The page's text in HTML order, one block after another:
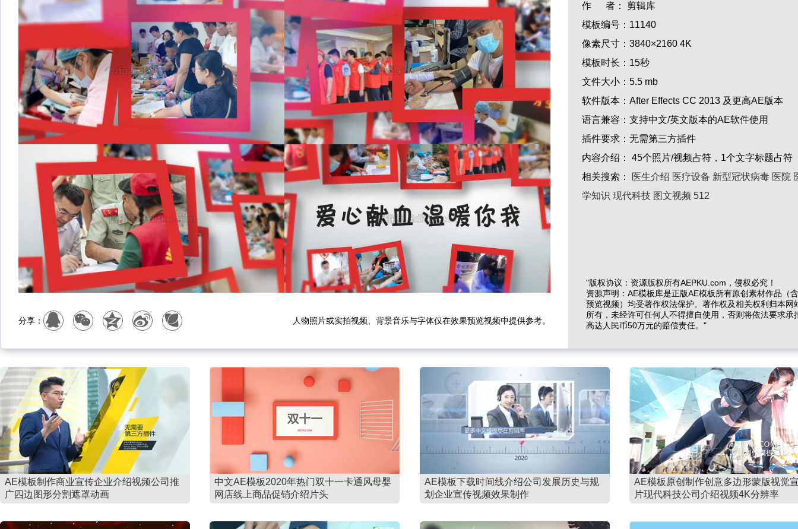
分享： 人物照片或实拍视频、背景音乐与字体仅在效果预览视频中提供参考。
作 者：
剪辑库
模板编号： 11140
像素尺寸： 3840×2160 4K
模板时长： 15秒
文件大小： 5.5 mb
软件版本： After Effects CC 2013 及更高AE版本
语言兼容： 支持中文/英文版本的AE软件使用
插件要求： 无需第三方插件
内容介绍：
45个照片/视频占符，1个文字标题占符
相关搜索：
医生介绍 医疗设备 新型冠状病毒 医院
学知识 现代科技 图文视频 512
"版权协议：资源版权所有AEPKU.com，侵权必究！
资源声明：AE模板库是正版AE模板所有原创素材作品（含
预览视频）均受著作权法保护。著作权及相关权利归本网
所有，未经许可任何人不得擅自使用，否则将依法要求承
高达人民币50万元的赔偿责任。"
AE模板制作商业宣传企业介绍视频公司推
广四边图形分割遮罩动画
中文AE模板2020年热门双十一卡通风母婴
网店线上商品促销介绍片头
AE模板下载时间线介绍公司发展历史与规
划企业宣传视频效果制作
AE模板原创制作创意多边形蒙版视觉
片现代科技公司介绍视频4K分辨率